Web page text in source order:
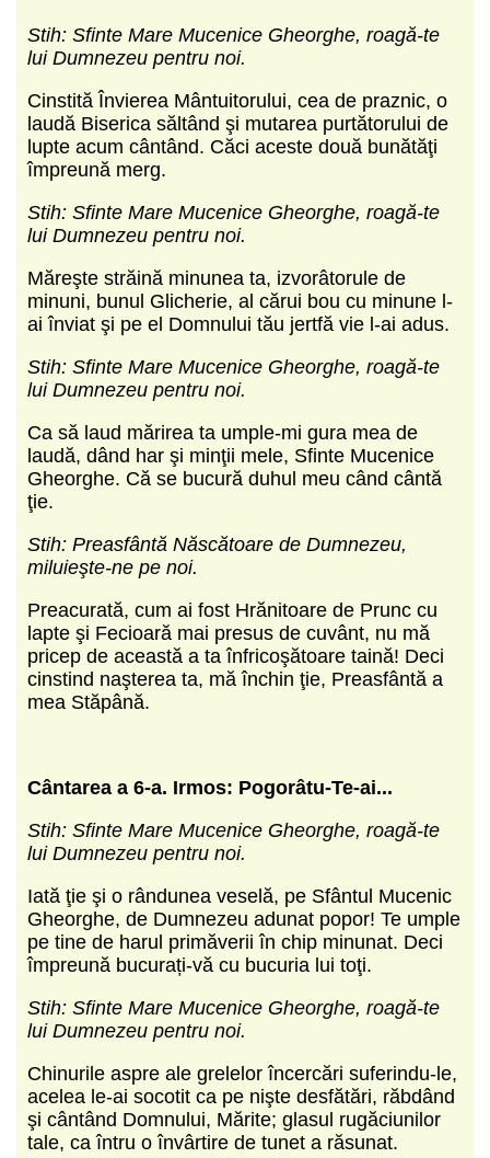
Stih: Sfinte Mare Mucenice Gheorghe, roagă-te
lui Dumnezeu pentru noi.
Cinstită Învierea Mântuito­rului, cea de praznic, o
laudă Biserica săltând şi mutarea purtătorului de
lupte acum cântând. Căci aceste două bunătăţi
împreună merg.
Stih: Sfinte Mare Mucenice Gheorghe, roagă-te
lui Dumnezeu pentru noi.
Măreşte străină minunea ta, izvorâtorule de
minuni, bunul Glicherie, al cărui bou cu minune l-
ai înviat şi pe el Domnului tău jertfă vie l-ai adus.
Stih: Sfinte Mare Mucenice Gheorghe, roagă-te
lui Dumnezeu pentru noi.
Ca să laud mărirea ta umple-mi gura mea de
laudă, dând har şi minţii mele, Sfinte Mucenice
Gheorghe. Că se bucură duhul meu când cântă
ţie.
Stih: Preasfântă Născătoare de Dumnezeu,
miluieşte-ne pe noi.
Preacurată, cum ai fost Hrănitoare de Prunc cu
lapte şi Fecioară mai presus de cuvânt, nu mă
pricep de această a ta înfricoşătoare taină! Deci
cinstind naşterea ta, mă închin ţie, Preasfântă a
mea Stăpână.
Cântarea a 6-a. Irmos: Pogorâtu-Te-ai...
Stih: Sfinte Mare Mucenice Gheorghe, roagă-te
lui Dumnezeu pentru noi.
Iată ţie şi o rândunea veselă, pe Sfântul Mucenic
Gheorghe, de Dumnezeu adunat popor! Te umple
pe tine de harul primăverii în chip minunat. Deci
împreună bucurați-vă cu bucuria lui toţi.
Stih: Sfinte Mare Mucenice Gheorghe, roagă-te
lui Dumnezeu pentru noi.
Chinurile aspre ale grelelor încercări suferindu-le,
acelea le-ai socotit ca pe nişte desfătări, răbdând
şi cântând Domnului, Mărite; glasul rugăciunilor
tale, ca întru o învârtire de tunet a răsunat.